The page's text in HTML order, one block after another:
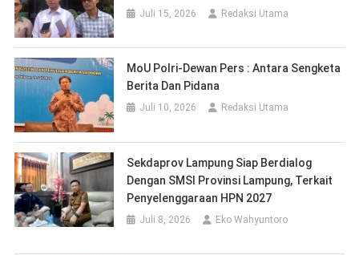
Juli 15, 2026 Redaksi Utama
MoU Polri-Dewan Pers : Antara Sengketa
Berita Dan Pidana
Juli 10, 2026 Redaksi Utama
Sekdaprov Lampung Siap Berdialog
Dengan SMSI Provinsi Lampung, Terkait
Penyelenggaraan HPN 2027
Juli 8, 2026 Eko Wahyuntoro